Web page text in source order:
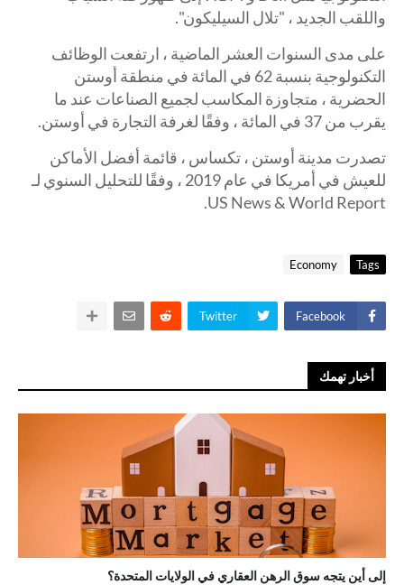
واللقب الجديد ، "تلال السيليكون".
على مدى السنوات العشر الماضية ، ارتفعت الوظائف
التكنولوجية بنسبة 62 في المائة في منطقة أوستن
الحضرية ، متجاوزة المكاسب لجميع الصناعات عند ما
يقرب من 37 في المائة ، وفقًا لغرفة التجارة في أوستن.
تصدرت مدينة أوستن ، تكساس ، قائمة أفضل الأماكن
للعيش في أمريكا في عام 2019 ، وفقًا للتحليل السنوي لـ
US News & World Report.
Tags
Economy
Facebook
Twitter
أخبار تهمك
إلى أين يتجه سوق الرهن العقاري في الولايات المتحدة؟